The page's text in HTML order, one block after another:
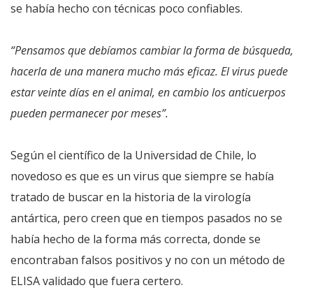
se había hecho con técnicas poco confiables.
“Pensamos que debíamos cambiar la forma de búsqueda,
hacerla de una manera mucho más eficaz. El virus puede
estar veinte días en el animal, en cambio los anticuerpos
pueden permanecer por meses”.
Según el científico de la Universidad de Chile, lo
novedoso es que es un virus que siempre se había
tratado de buscar en la historia de la virología
antártica, pero creen que en tiempos pasados no se
había hecho de la forma más correcta, donde se
encontraban falsos positivos y no con un método de
ELISA validado que fuera certero.